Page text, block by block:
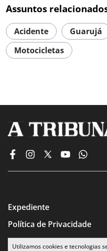
Assuntos
Acidente Guarujá
Motocicletas
Utilizamos cookies e tecnologias
Expediente
Política de Privacidade
Termos de Uso